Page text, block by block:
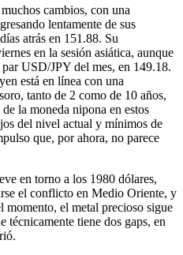
cambios, con una
lentamente de sus
atrás en 151.88. Su
en la sesión asiática, aunque
USD/JPY del mes, en 149.18.
está en línea con una
tanto de 2 como de 10 años,
la moneda nipona en estos
del nivel actual y mínimos de
que, por ahora, no parece
en torno a los 1980 dólares,
el conflicto en Medio Oriente, y
momento, el metal precioso sigue
técnicamente tiene dos gaps, en